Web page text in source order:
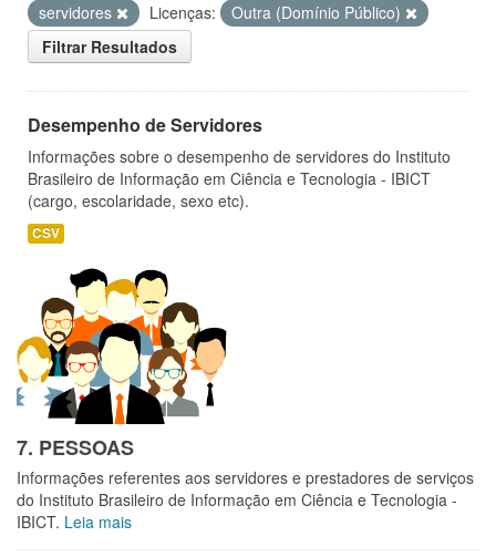
servidores
Licenças:
Outra (Domínio Público)
Filtrar Resultados
Desempenho de Servidores
Informações sobre o desempenho de servidores do Instituto
Brasileiro de Informação em Ciência e Tecnologia - IBICT
(cargo, escolaridade, sexo etc).
CSV
7. PESSOAS
Informações referentes aos servidores e prestadores de serviços
do Instituto Brasileiro de Informação em Ciência e Tecnologia -
IBICT. Leia mais